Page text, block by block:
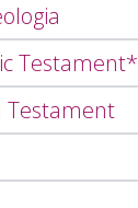
Testament*
Testament